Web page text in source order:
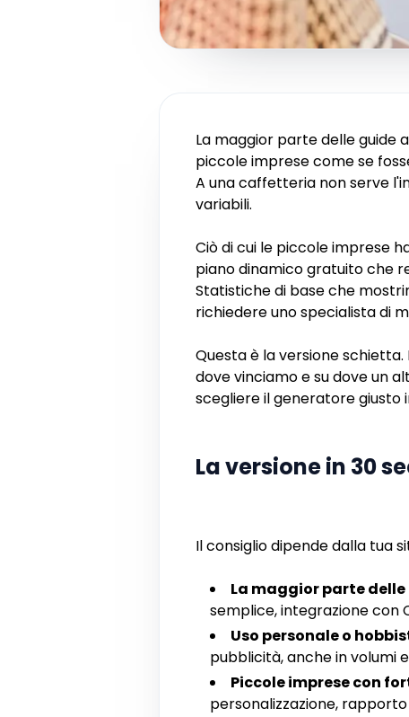
La maggior parte delle guide
piccole imprese come se
A una caffetteria non serve
variabili.
Ciò di cui le piccole imprese
piano dinamico gratuito che
Statistiche di base che
richiedere uno specialista di
Questa è la versione
dove vinciamo e su dove un
scegliere il generatore giusto
La versione in 30
Il consiglio dipende dalla tua
La maggior parte delle
semplice, integrazione con
Uso personale o
pubblicità, anche in volumi
Piccole imprese con
personalizzazione,